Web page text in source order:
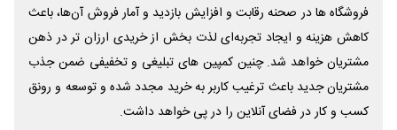
فروشگاه ها در صحنه رقابت و افزایش بازدید و آمار فروش آن‌ها، باعث
کاهش هزینه و ایجاد تجربه‌ای لذت بخش از خریدی ارزان تر در ذهن
مشتریان خواهد شد. چنین کمپین های تبلیغی و تخفیفی ضمن جذب
مشتریان جدید باعث ترغیب کاربر به خرید مجدد شده و توسعه و رونق
کسب و کار در فضای آنلاین را در پی خواهد داشت.